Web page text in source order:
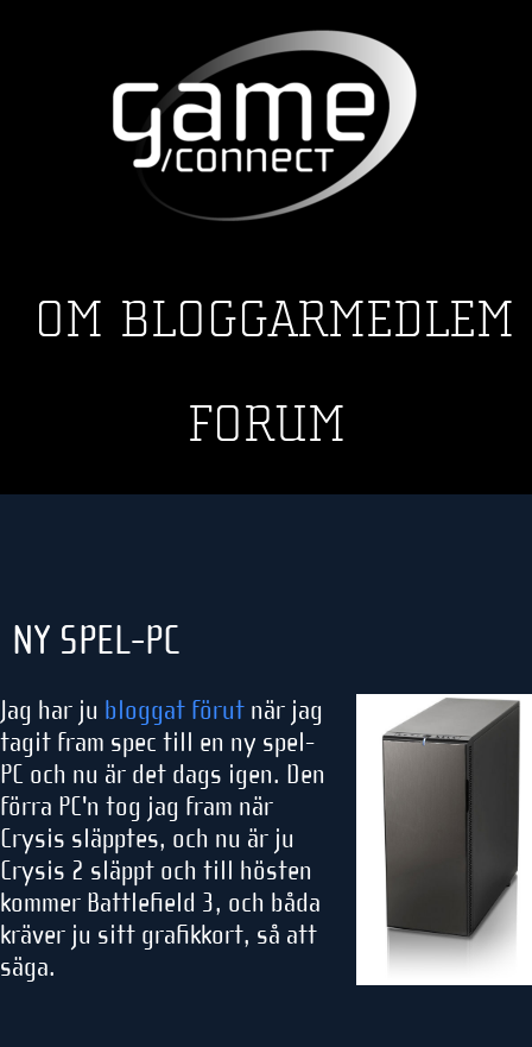
OM BLOGGARMEDLEM
FORUM
NY SPEL-PC
Jag har ju bloggat förut när jag
tagit fram spec till en ny spel-
PC och nu är det dags igen. Den
förra PC'n tog jag fram när
Crysis släpptes, och nu är ju
Crysis 2 släppt och till hösten
kommer Battlefield 3, och båda
kräver ju sitt grafikkort, så att
säga.